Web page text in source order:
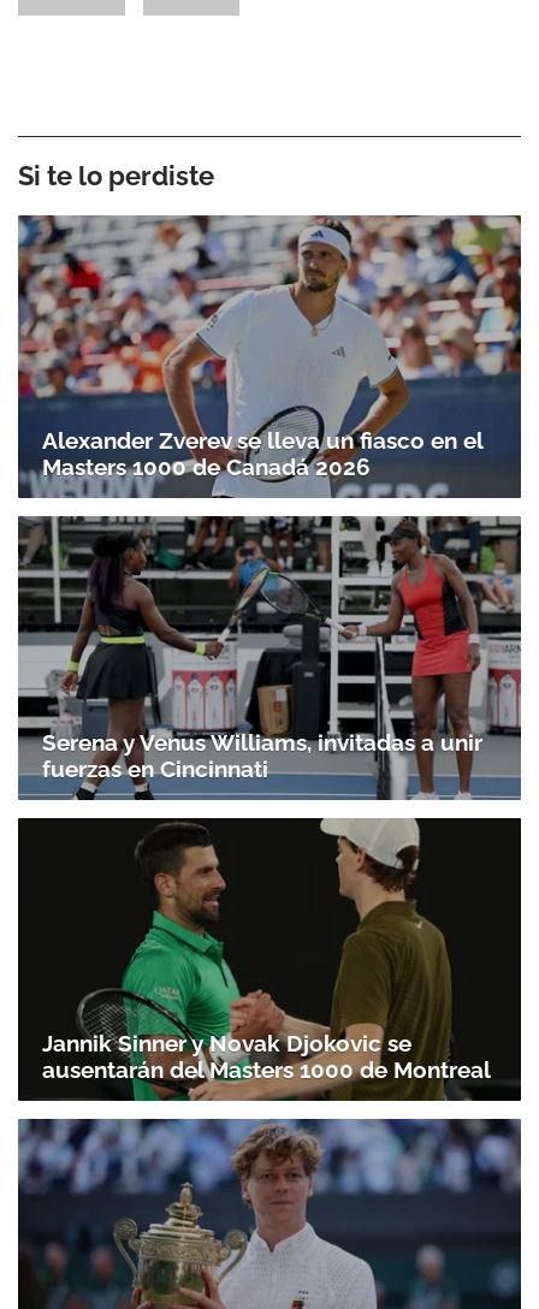
Si te lo perdiste
Alexander Zverev se lleva un fiasco en el
Masters 1000 de Canadá 2026
Serena y Venus Williams, invitadas a unir
fuerzas en Cincinnati
Jannik Sinner y Novak Djokovic se
ausentarán del Masters 1000 de Montreal